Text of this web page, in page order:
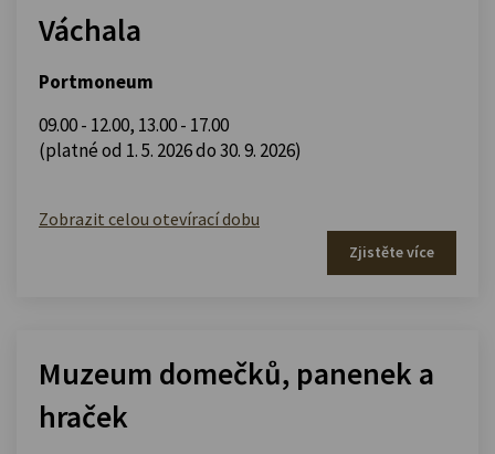
Váchala
Portmoneum
09.00 - 12.00, 13.00 - 17.00
(platné od 1. 5. 2026 do 30. 9. 2026)
Zobrazit celou otevírací dobu
Zjistěte více
Muzeum domečků, panenek a
hraček